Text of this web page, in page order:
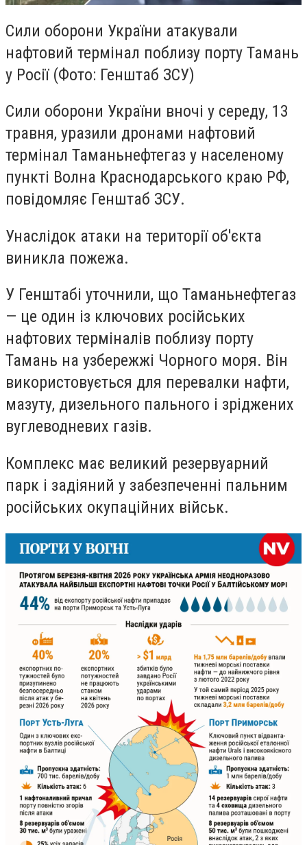
Сили оборони України атакували
нафтовий термінал поблизу порту Тамань
у Росії (Фото: Генштаб ЗСУ)
Сили оборони України вночі у середу, 13
травня, уразили дронами нафтовий
термінал Таманьнефтегаз у населеному
пункті Волна Краснодарського краю РФ,
повідомляє Генштаб ЗСУ.
Унаслідок атаки на території об'єкта
виникла пожежа.
У Генштабі уточнили, що Таманьнефтегаз
— це один із ключових російських
нафтових терміналів поблизу порту
Тамань на узбережжі Чорного моря. Він
використовується для перевалки нафти,
мазуту, дизельного пального і зріджених
вуглеводневих газів.
Комплекс має великий резервуарний
парк і задіяний у забезпеченні пальним
російських окупаційних військ.